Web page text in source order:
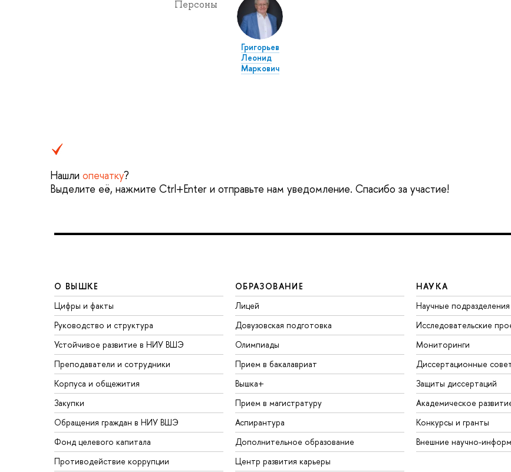
Персоны
Григорьев
Леонид
Маркович
Нашли опечатку?
Выделите её, нажмите Ctrl+Enter и отправьте нам уведомление. Спасибо за участие!
О ВЫШКЕ
Цифры и факты
Руководство и структура
Устойчивое развитие в НИУ ВШЭ
Преподаватели и сотрудники
Корпуса и общежития
Закупки
Обращения граждан в НИУ ВШЭ
Фонд целевого капитала
Противодействие коррупции
ОБРАЗОВАНИЕ
Лицей
Довузовская подготовка
Олимпиады
Прием в бакалавриат
Вышка+
Прием в магистратуру
Аспирантура
Дополнительное образование
Центр развития карьеры
НАУКА
Научные подразделения
Исследовательские
Мониторинги
Диссертационные
Защиты диссертаций
Академическое
Конкурсы и гранты
Внешние научно-